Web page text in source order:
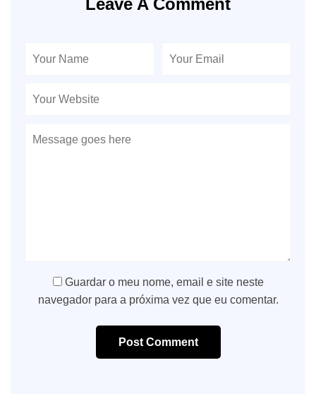
Leave A Comment
Guardar o meu nome, email e site neste
navegador para a próxima vez que eu comentar.
Post Comment